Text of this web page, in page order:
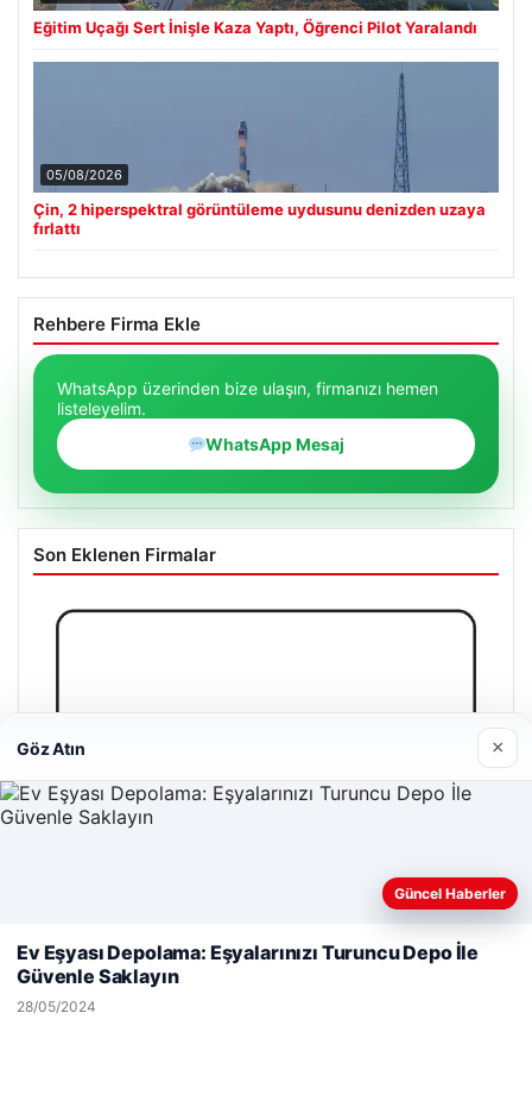
Eğitim Uçağı Sert İnişle Kaza Yaptı, Öğrenci Pilot Yaralandı
05/08/2026
Çin, 2 hiperspektral görüntüleme uydusunu denizden uzaya
fırlattı
Rehbere Firma Ekle
WhatsApp üzerinden bize ulaşın, firmanızı hemen
listeleyelim.
WhatsApp Mesaj
Son Eklenen Firmalar
Web sitemizi nasıl kullandığınızı daha iyi anlayabilmek,
kullanıyoruz.Çerez Politikamız
Göz Atın ×
Güncel Haberler
Ev Eşyası Depolama: Eşyalarınızı Turuncu Depo İle
Güvenle Saklayın
28/05/2024